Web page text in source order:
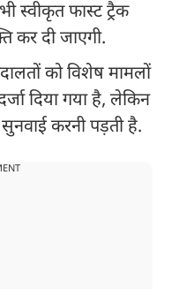
स्वीकृत फास्ट ट्रैक
कर दी जाएगी.
को विशेष मामलों
दिया गया है, लेकिन
करनी पड़ती है.